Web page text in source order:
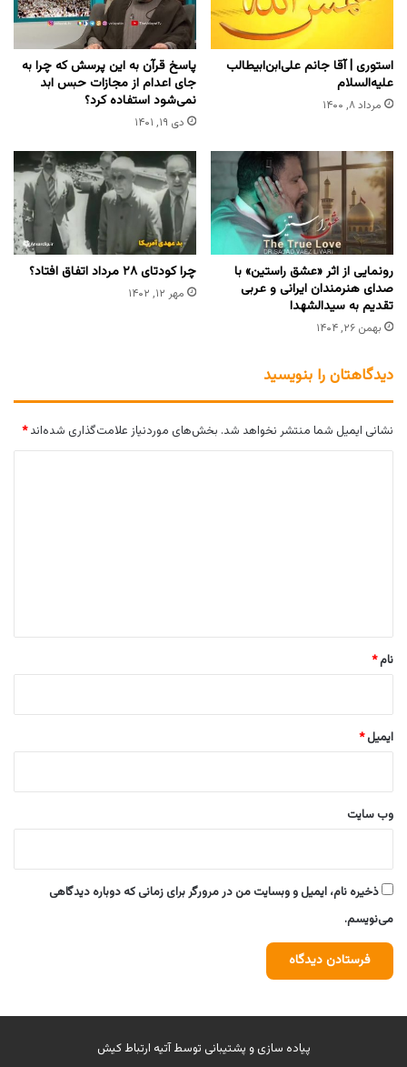
استوری | آقا جانم علی‌ابن‌ابیطالب
علیه‌السلام
مرداد ۸, ۱۴۰۰
پاسخ قرآن به این پرسش که چرا به
جای اعدام از مجازات حبس ابد
نمی‌شود استفاده کرد؟
دی ۱۹, ۱۴۰۱
رونمایی از اثر «عشق راستین» با
صدای هنرمندان ایرانی و عربی
تقدیم به سیدالشهدا
بهمن ۲۶, ۱۴۰۴
چرا کودتای ۲۸ مرداد اتفاق افتاد؟
مهر ۱۲, ۱۴۰۲
دیدگاهتان را بنویسید
نشانی ایمیل شما منتشر نخواهد شد. بخش‌های موردنیاز علامت‌گذاری شده‌اند*
نام*
ایمیل*
وب‌ سایت
ذخیره نام، ایمیل و وبسایت من در مرورگر برای زمانی که دوباره دیدگاهی
می‌نویسم.
پیاده سازی و پشتیبانی توسطآتیه ارتباط کیش